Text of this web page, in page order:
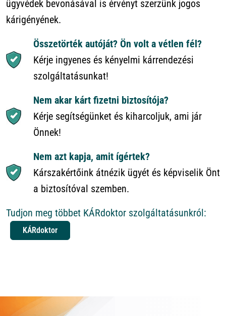
ügyvédek bevonásával is érvényt szerzünk jogos
kárigényének.
Összetörték autóját? Ön volt a vétlen fél?
Kérje ingyenes és kényelmi kárrendezési
szolgáltatásunkat!
Nem akar kárt fizetni biztosítója?
Kérje segítségünket és kiharcoljuk, ami jár
Önnek!
Nem azt kapja, amit ígértek?
Kárszakértőink átnézik ügyét és képviselik Önt
a biztosítóval szemben.
Tudjon meg többet KÁRdoktor szolgáltatásunkról:
KÁRdoktor